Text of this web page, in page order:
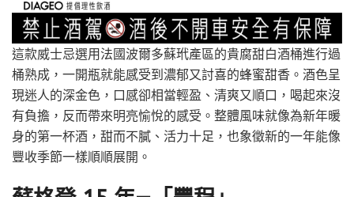
這款威士忌選用法國波爾多蘇玳產區的貴腐甜白酒桶進行過
桶熟成，一開瓶就能感受到濃郁又討喜的蜂蜜甜香。酒色呈
現迷人的深金色，口感卻相當輕盈、清爽又順口，喝起來沒
有負擔，反而帶來明亮愉悅的感受。整體風味就像為新年暖
身的第一杯酒，甜而不膩、活力十足，也象徵新的一年能像
豐收季節一樣順順展開。